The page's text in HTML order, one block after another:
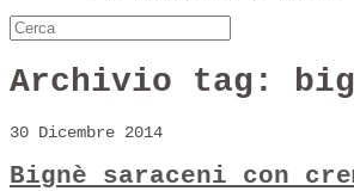
Archivio tag:
30 Dicembre 2014
Bignè saraceni con